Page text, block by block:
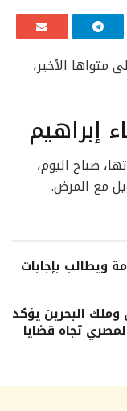
مثواها الأخير،
إبراهيم
صباح اليوم،
ويطالب بإجابات
البحرين يؤكد
تجاه قضايا